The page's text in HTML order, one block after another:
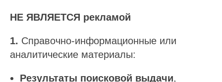
НЕ ЯВЛЯЕТСЯ рекламой
1. Справочно-информационные или
аналитические материалы:
Результаты поисковой выдачи,